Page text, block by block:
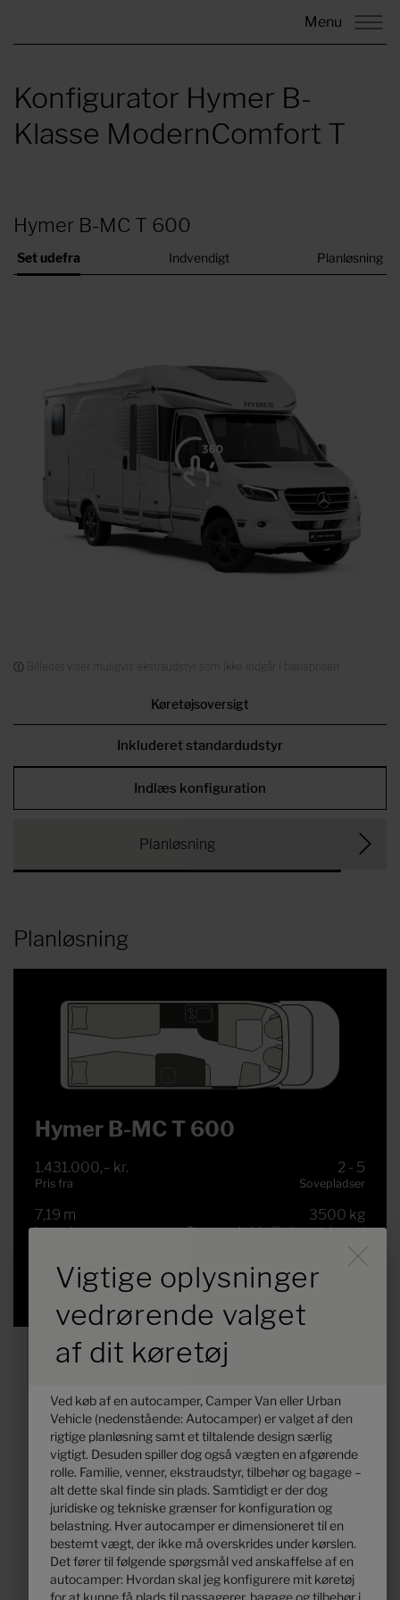
Menu
Konfigurator Hymer B-
Klasse ModernComfort T
Hymer B-MC T 600
Set udefra Indvendigt Planløsning
Billedet viser muligvis ekstraudstyr som ikke indgår i basisprisen
Køretøjsoversigt
Inkluderet standardudstyr
Indlæs konfiguration
Planløsning
Planløsning
Hymer B-MC T 600
1.431.000,– kr.
Pris fra
2 - 5
Sovepladser
7,19 m
Længde
3500 kg
Største teknisk tilladte totalvægt*
valgt
Hymer B-MC T 680
1.463.000,– kr. 2 - 5
Durch Scrolling wird der
Vigtige oplysninger
vedrørende valget
af dit køretøj
Ved køb af en autocamper, Camper Van eller Urban
Vehicle (nedenstående: Autocamper) er valget af den
rigtige planløsning samt et tiltalende design særlig
vigtigt. Desuden spiller dog også vægten en afgørende
rolle. Familie, venner, ekstraudstyr, tilbehør og bagage –
alt dette skal finde sin plads. Samtidigt er der dog
juridiske og tekniske grænser for konfiguration og
belastning. Hver autocamper er dimensioneret til en
bestemt vægt, der ikke må overskrides under kørslen.
Det fører til følgende spørgsmål ved anskaffelse af en
autocamper: Hvordan skal jeg konfigurere mit køretøj
for at kunne få plads til passagerer, bagage og tilbehør i